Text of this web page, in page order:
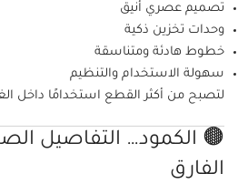
تصميم عصري أنيق
وحدات تخزين ذكية
خطوط هادئة ومتناسقة
سهولة الاستخدام والتنظيم
لتصبح من أكثر القطع استخدامًا داخل
🟤 الكمود… التفاصيل
الفارق